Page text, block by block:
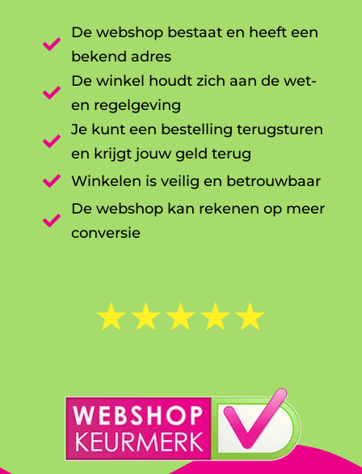

De webshop bestaat en heeft een
bekend adres

De winkel houdt zich aan de wet-
en regelgeving

Je kunt een bestelling terugsturen
en krijgt jouw geld terug

Winkelen is veilig en betrouwbaar

De webshop kan rekenen op meer
conversie
☆☆☆☆☆